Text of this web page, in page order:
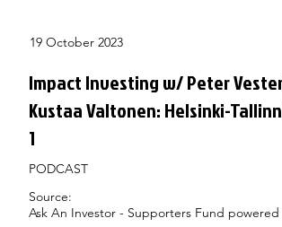
19 October 2023
Impact Investing w/ Peter
Kustaa Valtonen: Helsinki-
1
PODCAST
Ask An Investor - Supporters Fund
Source: